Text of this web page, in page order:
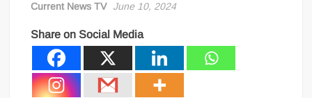
Current News TV June 10, 2024
Share on Social Media